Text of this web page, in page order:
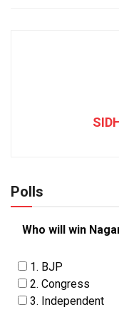
Polls
Who will win
1. BJP
2. Congress
3. Independent